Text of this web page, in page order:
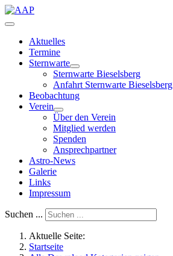
Aktuelles
Termine
Sternwarte
Sternwarte Bieselsberg
Anfahrt Sternwarte Bieselsberg
Beobachtung
Verein
Über den Verein
Mitglied werden
Spenden
Ansprechpartner
Astro-News
Galerie
Links
Impressum
Suchen ...
Aktuelle Seite:
Startseite